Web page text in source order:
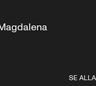
SE ALLA